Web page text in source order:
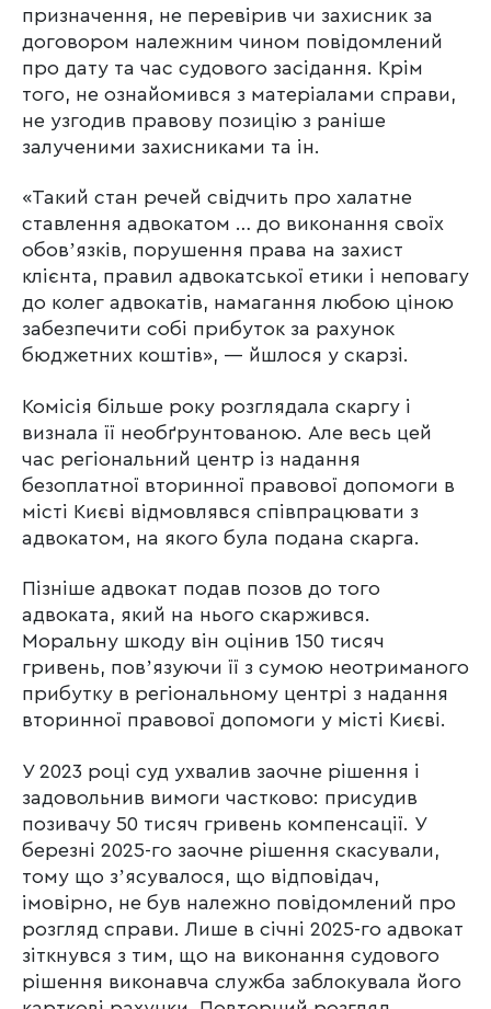
призначення, не перевірив чи захисник за
договором належним чином повідомлений
про дату та час судового засідання. Крім
того, не ознайомився з матеріалами справи,
не узгодив правову позицію з раніше
залученими захисниками та ін.
«Такий стан речей свідчить про халатне
ставлення адвокатом … до виконання своїх
обовʼязків, порушення права на захист
клієнта, правил адвокатської етики і неповагу
до колег адвокатів, намагання любою ціною
забезпечити собі прибуток за рахунок
бюджетних коштів», — йшлося у скарзі.
Комісія більше року розглядала скаргу і
визнала її необґрунтованою. Але весь цей
час регіональний центр із надання
безоплатної вторинної правової допомоги в
місті Києві відмовлявся співпрацювати з
адвокатом, на якого була подана скарга.
Пізніше адвокат подав позов до того
адвоката, який на нього скаржився.
Моральну шкоду він оцінив 150 тисяч
гривень, повʼязуючи її з сумою неотриманого
прибутку в регіональному центрі з надання
вторинної правової допомоги у місті Києві.
У 2023 році суд ухвалив заочне рішення і
задовольнив вимоги частково: присудив
позивачу 50 тисяч гривень компенсації. У
березні 2025-го заочне рішення скасували,
тому що зʼясувалося, що відповідач,
імовірно, не був належно повідомлений про
розгляд справи. Лише в січні 2025-го адвокат
зіткнувся з тим, що на виконання судового
рішення виконавча служба заблокувала його